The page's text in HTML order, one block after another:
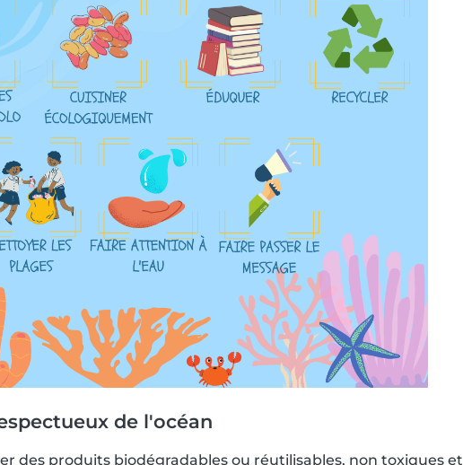
de l'océan
des produits biodégradables ou réutilisables, non toxiques et